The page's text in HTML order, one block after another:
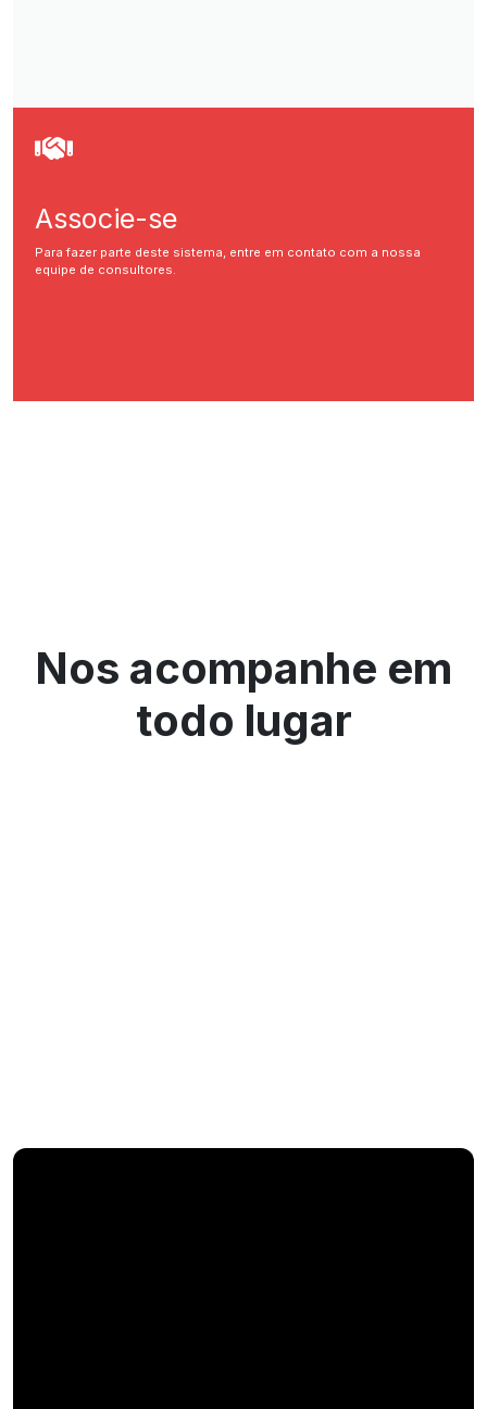
Associe-se
Para fazer parte deste sistema, entre em contato com a nossa
equipe de consultores.
Nos acompanhe em
todo lugar